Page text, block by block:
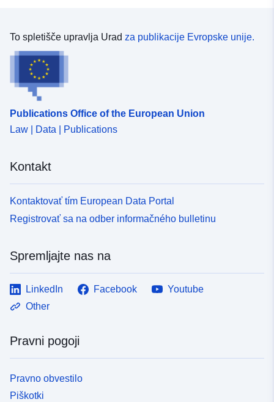
9bf0186410bf
uriRef:
To spletišče upravlja Urad za publikacije Evropske unije.
Publications Office of the European Union
Law | Data | Publications
Kontakt
Kontaktovať tím European Data Portal
Registrovať sa na odber informačného bulletinu
Spremljajte nas na
LinkedIn Facebook
Youtube
Other
Pravni pogoji
Pravno obvestilo
Piškotki